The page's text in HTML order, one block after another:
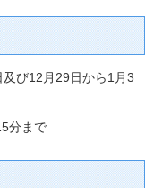
び12月29日から1月3
分まで